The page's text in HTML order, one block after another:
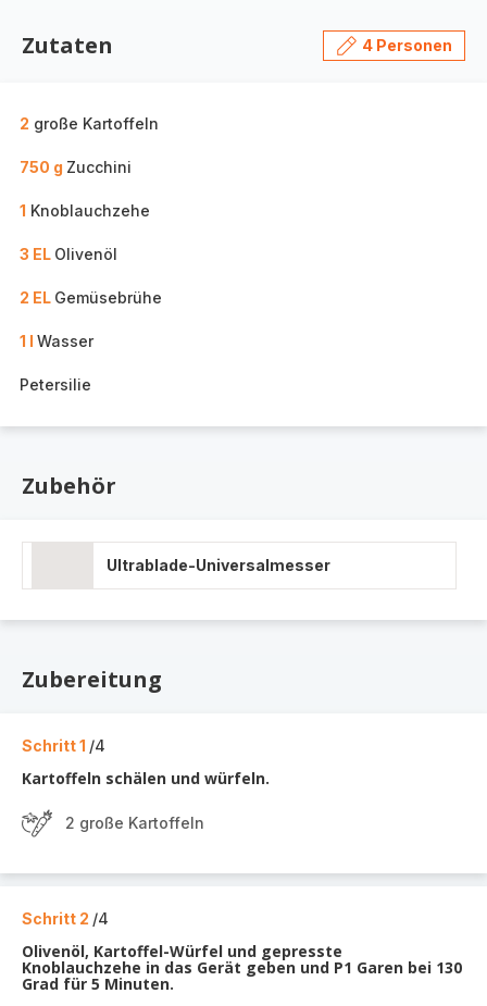
Zutaten 4 Personen
2 große Kartoffeln
750 g Zucchini
1 Knoblauchzehe
3 EL Olivenöl
2 EL Gemüsebrühe
1 l Wasser
Petersilie
Zubehör
Ultrablade-Universalmesser
Zubereitung
Schritt 1 /4
Kartoffeln schälen und würfeln.
2 große Kartoffeln
Schritt 2 /4
Olivenöl, Kartoffel-Würfel und gepresste
Knoblauchzehe in das Gerät geben und P1 Garen bei 130
Grad für 5 Minuten.